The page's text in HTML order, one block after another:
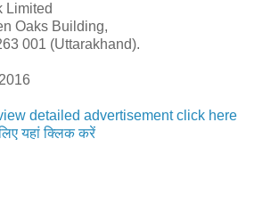
Limited
Oaks Building,
001 (Uttarakhand).
detailed advertisement click here
यहां क्लिक करें